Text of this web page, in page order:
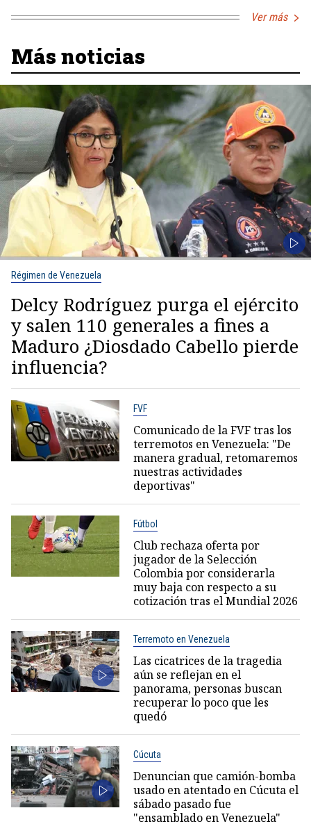
Ver más
Más noticias
Régimen de Venezuela
Delcy Rodríguez purga el ejército
y salen 110 generales a fines a
Maduro ¿Diosdado Cabello pierde
influencia?
FVF
Comunicado de la FVF tras los
terremotos en Venezuela: "De
manera gradual, retomaremos
nuestras actividades
deportivas"
Fútbol
Club rechaza oferta por
jugador de la Selección
Colombia por considerarla
muy baja con respecto a su
cotización tras el Mundial 2026
Terremoto en Venezuela
Las cicatrices de la tragedia
aún se reflejan en el
panorama, personas buscan
recuperar lo poco que les
quedó
Cúcuta
Denuncian que camión-bomba
usado en atentado en Cúcuta el
sábado pasado fue
"ensamblado en Venezuela"